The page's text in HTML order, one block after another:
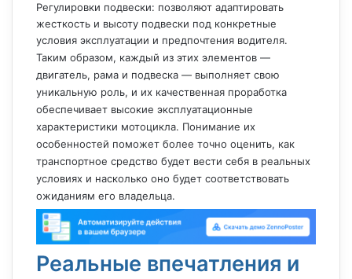
Регулировки подвески: позволяют адаптировать
жесткость и высоту подвески под конкретные
условия эксплуатации и предпочтения водителя.
Таким образом, каждый из этих элементов —
двигатель, рама и подвеска — выполняет свою
уникальную роль, и их качественная проработка
обеспечивает высокие эксплуатационные
характеристики мотоцикла. Понимание их
особенностей поможет более точно оценить, как
транспортное средство будет вести себя в реальных
условиях и насколько оно будет соответствовать
ожиданиям его владельца.
Реальные впечатления и